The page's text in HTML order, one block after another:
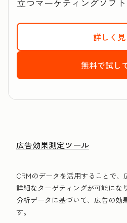
詳しく見
無料で試し
広告効果測定ツール
CRMのデータを活用することで
詳細なターゲティングが可能にな
分析データに基づいて、広告の効
す。